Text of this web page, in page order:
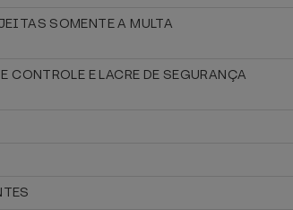
SOMENTE A MULTA
E LACRE DE SEGURANÇA